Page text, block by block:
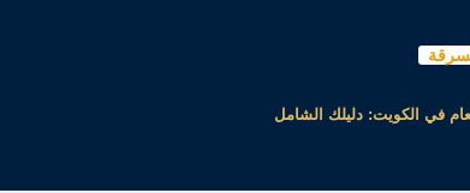
في الكويت: دليلك الشامل